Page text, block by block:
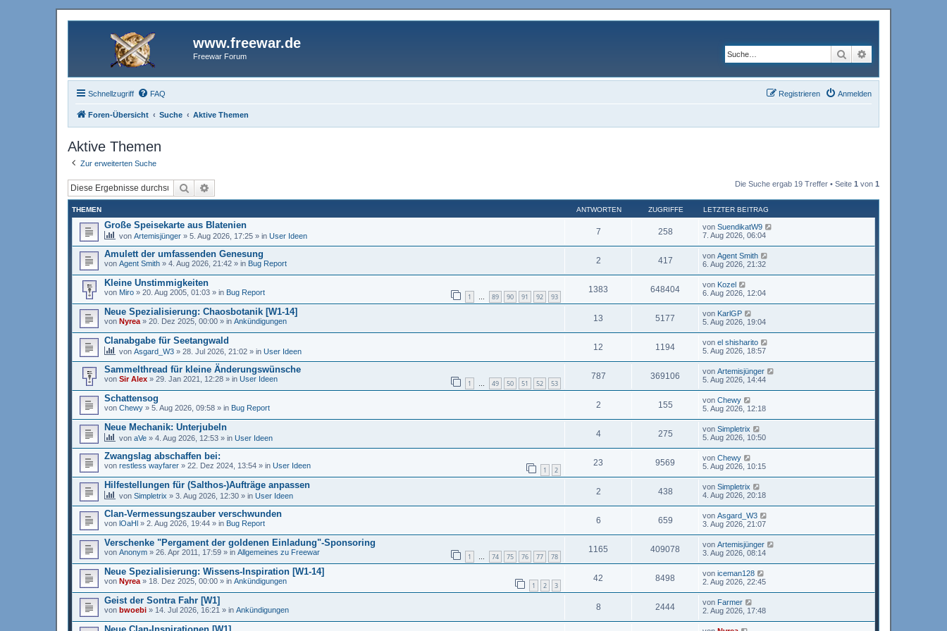
www.freewar.de
Freewar Forum Suche
Schnellzugriff FAQ Anmelden
Registrieren
Foren-Übersicht Suche Aktive Themen
Aktive Themen
Zur erweiterten Suche
Suche Die Suche ergab 19 Treffer • Seite 1 von 1
THEMEN ANTWORTEN ZUGRIFFE LETZTER BEITRAG
Große Speisekarte aus Blatenien
von Artemisjünger » 5. Aug 2026, 17:25 » in User Ideen 7 258 von SuendikatW9
7. Aug 2026, 06:04
Amulett der umfassenden Genesung
von Agent Smith » 4. Aug 2026, 21:42 » in Bug Report 2 417 von Agent Smith
6. Aug 2026, 21:32
Kleine Unstimmigkeiten
von Miro » 20. Aug 2005, 01:03 » in Bug Report 1 … 89 90 91 92 93
1383 648404 von Kozel
6. Aug 2026, 12:04
Neue Spezialisierung: Chaosbotanik [W1-14]
von Nyrea » 20. Dez 2025, 00:00 » in Ankündigungen 13 5177 von KarlGP
5. Aug 2026, 19:04
Clanabgabe für Seetangwald
von Asgard_W3 » 28. Jul 2026, 21:02 » in User Ideen 12 1194 von el shisharito
5. Aug 2026, 18:57
Sammelthread für kleine Änderungswünsche
von Sir Alex » 29. Jan 2021, 12:28 » in User Ideen 1 … 49 50 51 52 53
787 369106 von Artemisjünger
5. Aug 2026, 14:44
Schattensog
von Chewy » 5. Aug 2026, 09:58 » in Bug Report 2 155 von Chewy
5. Aug 2026, 12:18
Neue Mechanik: Unterjubeln
von aVe » 4. Aug 2026, 12:53 » in User Ideen 4 275 von Simpletrix
5. Aug 2026, 10:50
Zwangslag abschaffen bei:
von restless wayfarer » 22. Dez 2024, 13:54 » in User Ideen 1 2
23 9569 von Chewy
5. Aug 2026, 10:15
Hilfestellungen für (Salthos-)Aufträge anpassen
von Simpletrix » 3. Aug 2026, 12:30 » in User Ideen 2 438 von Simpletrix
4. Aug 2026, 20:18
Clan-Vermessungszauber verschwunden
von lOaHl » 2. Aug 2026, 19:44 » in Bug Report 6 659 von Asgard_W3
3. Aug 2026, 21:07
Verschenke "Pergament der goldenen Einladung"-Sponsoring
von Anonym » 26. Apr 2011, 17:59 » in Allgemeines zu Freewar 1 … 74 75 76 77 78
1165 409078 von Artemisjünger
3. Aug 2026, 08:14
Neue Spezialisierung: Wissens-Inspiration [W1-14]
von Nyrea » 18. Dez 2025, 00:00 » in Ankündigungen 1 2 3
42 8498 von iceman128
2. Aug 2026, 22:45
Geist der Sontra Fahr [W1]
von bwoebi » 14. Jul 2026, 16:21 » in Ankündigungen 8 2444 von Farmer
2. Aug 2026, 17:48